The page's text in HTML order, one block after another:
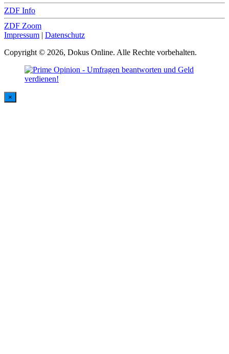
ZDF Info
ZDF Zoom
Impressum | Datenschutz
Copyright © 2026, Dokus Online. Alle Rechte vorbehalten.
×